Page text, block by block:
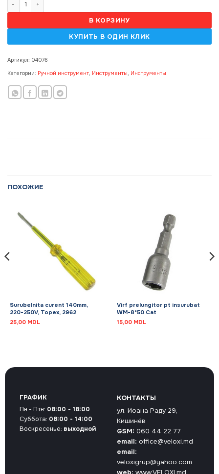
В КОРЗИНУ
Артикул: 04076
Категории: Ручной инструмент, Инструменты, Инструменты
ПОХОЖИЕ
Surubelnita curent 140mm,
220-250V, Topex, 2962
25,00 MDL
Virf prelungitor pt insurubat
WM-8*50 Cat
15,00 MDL
КОНТАКТЫ
ул. Иоана Раду 29,
Кишинёв
GSM: 060 44 22 77
email: office@veloxi.md
email:
veloxigrup@yahoo.com
web: www.VELOXI.md
ГРАФИК
Пн - Птн: 08:00 - 18:00
Суббота: 08:00 - 14:00
Воскресенье: выходной